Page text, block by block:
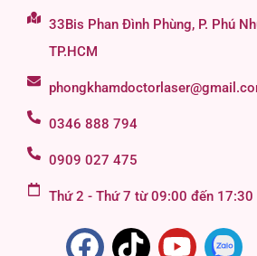
33Bis Phan Đình Phùng, P. Phú
TP.HCM
0346 888 794
0909 027 475
Thứ 2 - Thứ 7 từ 09:00 đến 17:30